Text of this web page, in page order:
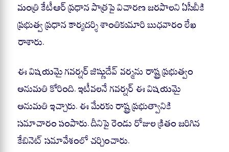
A
ppoka
m
మంత్రి కేటీఆర్ ప్రధాన పాత్రపై విచారణ జరపాలని ఏసీబీకి
ప్రభుత్వ ప్రధాన కార్యదర్శి శాంతికుమారి బుధవారం లేఖ
రాశారు.
ఈ విషయమై గవర్నర్ జిష్ణుదేవ్ వర్మను రాష్ట్ర ప్రభుత్వం
అనుమతి కోరింది. ఇటీవలనే గవర్నర్ ఈ విషయమై
అనుమతి ఇచ్చారు. ఈ మేరకు రాష్ట్ర ప్రభుత్వానికి
సమాచారం పంపారు. దీనిపై రెండు రోజుల క్రితం జరిగిన
కేబినెట్ సమావేశంలో చర్చించారు.